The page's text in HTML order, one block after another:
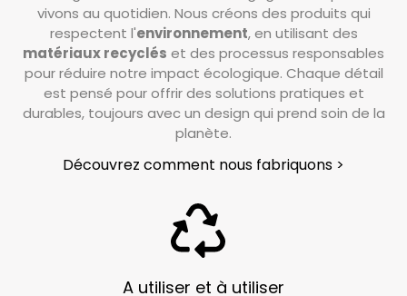
vivons au quotidien. Nous créons des produits qui
respectent l'environnement, en utilisant des
matériaux recyclés et des processus responsables
pour réduire notre impact écologique. Chaque détail
est pensé pour offrir des solutions pratiques et
durables, toujours avec un design qui prend soin de la
planète.
Découvrez comment nous fabriquons >
A utiliser et à utiliser